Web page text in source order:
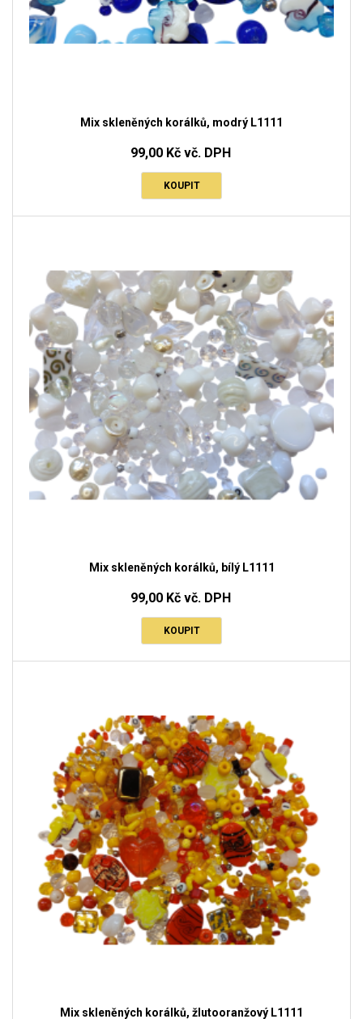
Mix skleněných korálků, modrý L1111
99,00 Kč vč. DPH
KOUPIT
Mix skleněných korálků, bílý L1111
99,00 Kč vč. DPH
KOUPIT
Mix skleněných korálků, žlutooranžový L1111